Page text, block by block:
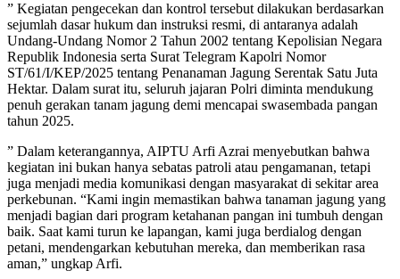
” Kegiatan pengecekan dan kontrol tersebut dilakukan berdasarkan
sejumlah dasar hukum dan instruksi resmi, di antaranya adalah
Undang-Undang Nomor 2 Tahun 2002 tentang Kepolisian Negara
Republik Indonesia serta Surat Telegram Kapolri Nomor
ST/61/I/KEP/2025 tentang Penanaman Jagung Serentak Satu Juta
Hektar. Dalam surat itu, seluruh jajaran Polri diminta mendukung
penuh gerakan tanam jagung demi mencapai swasembada pangan
tahun 2025.
” Dalam keterangannya, AIPTU Arfi Azrai menyebutkan bahwa
kegiatan ini bukan hanya sebatas patroli atau pengamanan, tetapi
juga menjadi media komunikasi dengan masyarakat di sekitar area
perkebunan. “Kami ingin memastikan bahwa tanaman jagung yang
menjadi bagian dari program ketahanan pangan ini tumbuh dengan
baik. Saat kami turun ke lapangan, kami juga berdialog dengan
petani, mendengarkan kebutuhan mereka, dan memberikan rasa
aman,” ungkap Arfi.